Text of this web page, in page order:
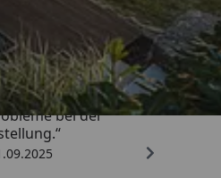
Shops
5,00/ 5
bei der